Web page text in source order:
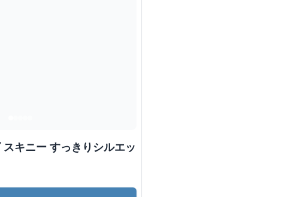
キニー すっきりシルエッ